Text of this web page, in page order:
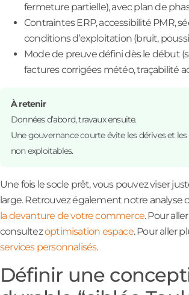
fermeture partielle), avec plan de
Contraintes ERP, accessibilité PMR,
conditions d’exploitation (bruit,
Mode de preuve défini dès le début
factures corrigées météo, traçabilité
À retenir
Données d’abord, travaux ensuite.
Une gouvernance courte évite les dérives et les
non exploitables.
Une fois le socle prêt, vous pouvez viser
large. Retrouvez également notre analyse
la devanture de votre commerce. Pour
consultezoptimisation espace. Pour aller
services personnalisés.
Définir une